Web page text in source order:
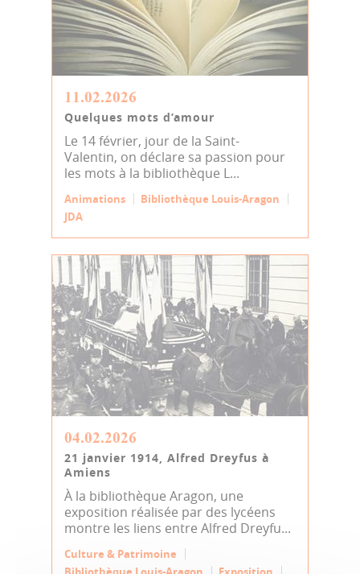
11.02.2026
Quelques mots d’amour
Le 14 février, jour de la Saint-
Valentin, on déclare sa passion pour
les mots à la bibliothèque L...
Animations
Bibliothèque Louis-Aragon
JDA
04.02.2026
21 janvier 1914, Alfred Dreyfus à
Amiens
À la bibliothèque Aragon, une
exposition réalisée par des lycéens
montre les liens entre Alfred Dreyfu...
Culture & Patrimoine